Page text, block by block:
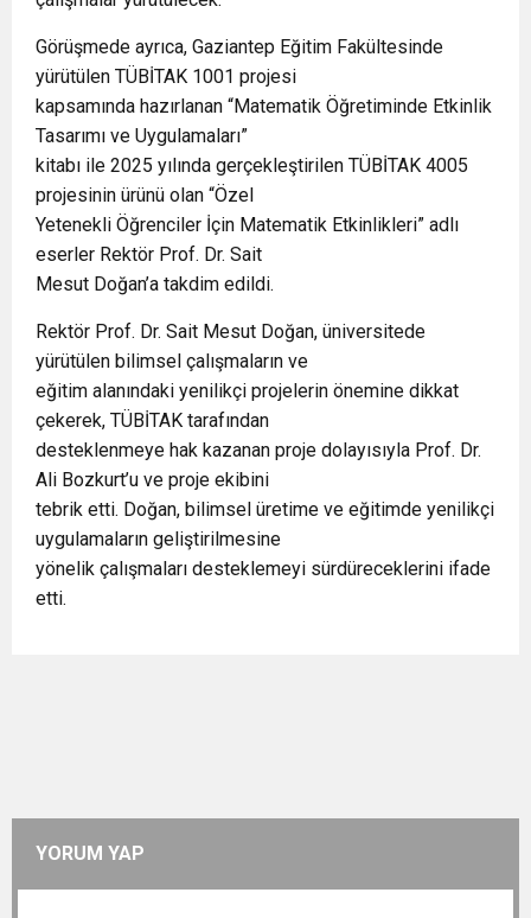
Görüşmede ayrıca, Gaziantep Eğitim Fakültesinde
yürütülen TÜBİTAK 1001 projesi
kapsamında hazırlanan “Matematik Öğretiminde Etkinlik
Tasarımı ve Uygulamaları”
kitabı ile 2025 yılında gerçekleştirilen TÜBİTAK 4005
projesinin ürünü olan “Özel
Yetenekli Öğrenciler İçin Matematik Etkinlikleri” adlı
eserler Rektör Prof. Dr. Sait
Mesut Doğan’a takdim edildi.
Rektör Prof. Dr. Sait Mesut Doğan, üniversitede
yürütülen bilimsel çalışmaların ve
eğitim alanındaki yenilikçi projelerin önemine dikkat
çekerek, TÜBİTAK tarafından
desteklenmeye hak kazanan proje dolayısıyla Prof. Dr.
Ali Bozkurt’u ve proje ekibini
tebrik etti. Doğan, bilimsel üretime ve eğitimde yenilikçi
uygulamaların geliştirilmesine
yönelik çalışmaları desteklemeyi sürdüreceklerini ifade
etti.
YORUM YAP